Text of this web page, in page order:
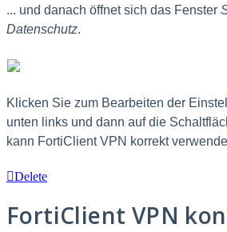
... und danach öffnet sich das Fenster
Datenschutz.
Klicken Sie zum Bearbeiten der
unten links und dann auf die
kann FortiClient VPN korrekt
Delete
FortiClient VPN